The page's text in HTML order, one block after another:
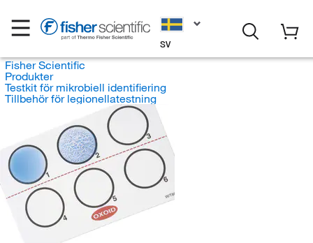
SV
Fisher Scientific
Produkter
Testkit för mikrobiell identifiering
Tillbehör för legionellatestning